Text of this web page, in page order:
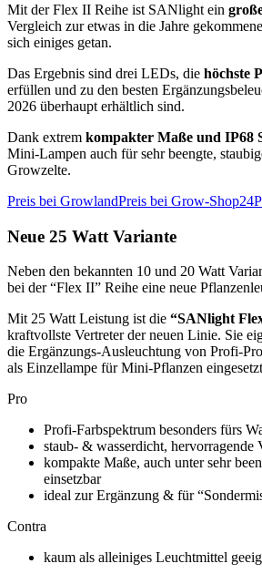
Mit der Flex II Reihe ist SANlight ein
Vergleich zur etwas in die Jahre
sich einiges getan.
Das Ergebnis sind drei LEDs, die höchste
erfüllen und zu den besten
2026 überhaupt erhältlich sind.
Dank extrem kompakter Maße und IP68
Mini-Lampen auch für sehr beengte,
Growzelte.
Preis bei GrowlandPreis bei Grow-Shop24
Neue 25 Watt Variante
Neben den bekannten 10 und 20 Watt
bei der “Flex II” Reihe eine neue
Mit 25 Watt Leistung ist die “SANlight
kraftvollste Vertreter der neuen Linie. Sie
die Ergänzungs-Ausleuchtung von Profi-
als Einzellampe für Mini-Pflanzen
Pro
Profi-Farbspektrum besonders fürs
staub- & wasserdicht, hervorragende
kompakte Maße, auch unter sehr
einsetzbar
ideal zur Ergänzung & für
Contra
kaum als alleiniges Leuchtmittel